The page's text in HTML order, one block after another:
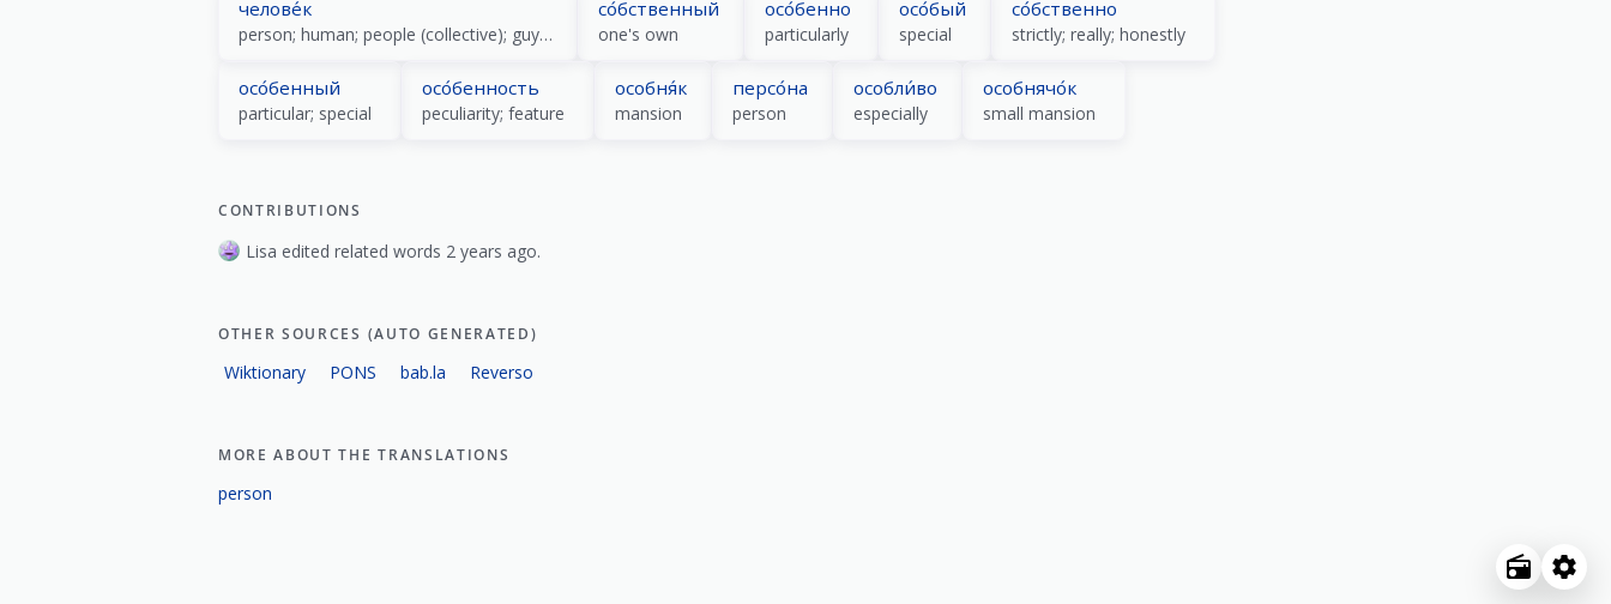
челове́к
person; human; people (collective); guy (colloquial)
со́бственный
one's own
осо́бенно
particularly
осо́бый
special
со́бственно
strictly; really; honestly
осо́бенный
particular; special
осо́бенность
peculiarity; feature
особня́к
mansion
персо́на
person
особли́во
especially
особнячо́к
small mansion
CONTRIBUTIONS
Lisa edited related words 2 years ago.
OTHER SOURCES (AUTO GENERATED)
Wiktionary PONS bab.la Reverso
MORE ABOUT THE TRANSLATIONS
person